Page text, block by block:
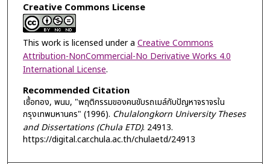
Creative Commons License
This work is licensed under a Creative Commons
Attribution-NonCommercial-No Derivative Works 4.0
International License.
Recommended Citation
เชื้อทอง, พนม, "พฤติกรรมของคนขับรถเมล์กับปัญหาจราจรใน
กรุงเทพมหานคร" (1996). Chulalongkorn University Theses
and Dissertations (Chula ETD). 24913.
https://digital.car.chula.ac.th/chulaetd/24913